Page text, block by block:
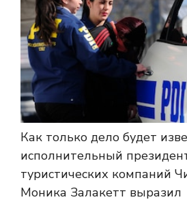
Как только дело будет
исполнительный
туристических компаний
Моника Залакетт выразил